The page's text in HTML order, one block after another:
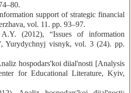
support of strategic financial
vol. 11. pp. 93–97.
A.Y. (2012), “Issues of information
Yurydychnyj visnyk, vol. 3 (24). pp.
hospodars'koi diial'nosti [Analysis
for Educational Literature, Kyiv,